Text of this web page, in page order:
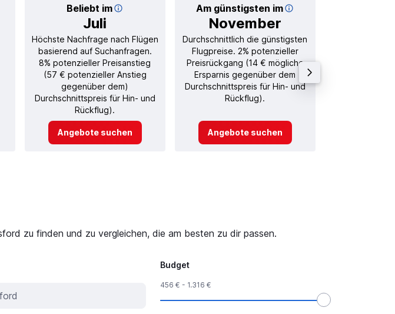
Beliebt im
Juli
Am günstigsten im
November
Höchste Nachfrage nach Flügen
basierend auf Suchanfragen.
8% potenzieller Preisanstieg
(57 € potenzieller Anstieg
gegenüber dem)
Durchschnittspreis für Hin- und
Rückflug).
Angebote suchen
Durchschnittlich die günstigsten
Flugpreise. 2% potenzieller
Preisrückgang (14 € mögliche
Ersparnis gegenüber dem
Durchschnittspreis für Hin- und
Rückflug).
Angebote suchen
zu finden und zu vergleichen, die am besten zu dir passen.
Budget
456 € - 1.316 €